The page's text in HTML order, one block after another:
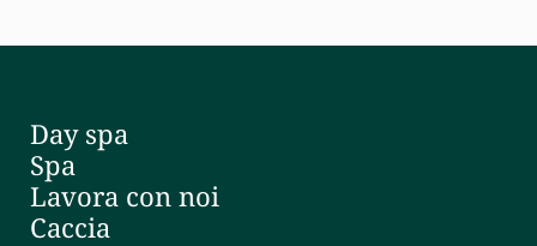
Day spa
Spa
Lavora con noi
Caccia